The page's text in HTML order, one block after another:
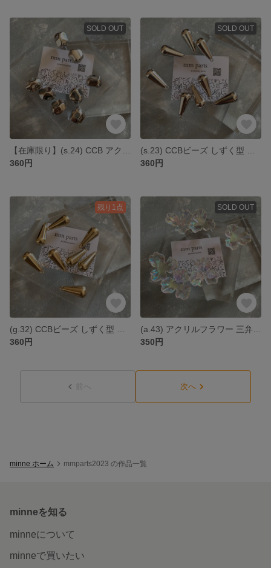
SOLD OUT
360円
SOLD OUT
360円
残り1点
360円
SOLD OUT
350円
前へ 次へ
minne ホーム mmparts2023 の作品一覧
minneを知る
minneについて
minneで買いたい